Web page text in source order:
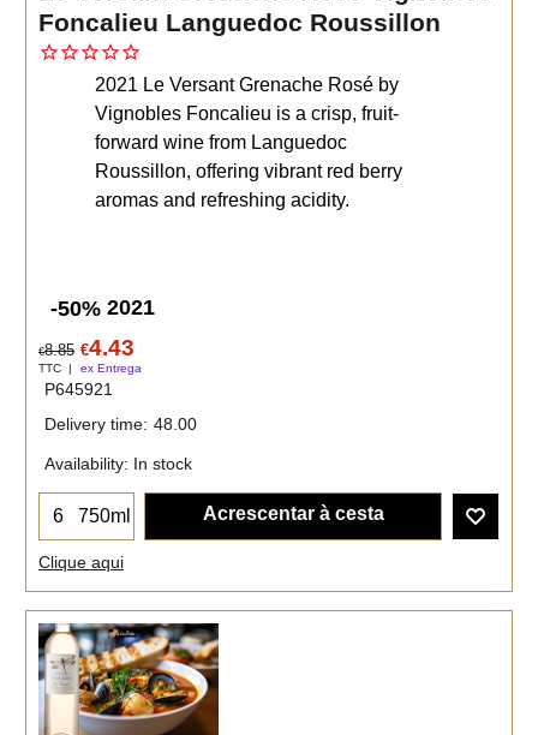
Foncalieu Languedoc Roussillon
2021 Le Versant Grenache Rosé by
Vignobles Foncalieu is a crisp, fruit-
forward wine from Languedoc
Roussillon, offering vibrant red berry
aromas and refreshing acidity.
-50% 2021
€8.85 €4.43
TTC ex Entrega
P645921
Delivery time: 48.00
Availability: In stock
750ml Acrescentar à cesta
Clique aqui